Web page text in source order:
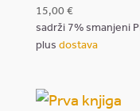
15,00€
sadrži 7% smanjeni
plus dostava